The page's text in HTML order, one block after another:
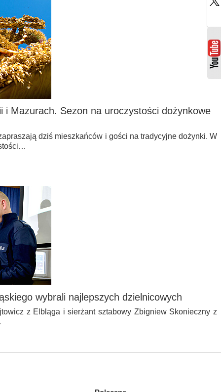
i Mazurach. Sezon na uroczystości dożynkowe
dziś mieszkańców i gości na tradycyjne dożynki. W
wybrali najlepszych dzielnicowych
z Elbląga i sierżant sztabowy Zbigniew Skonieczny z